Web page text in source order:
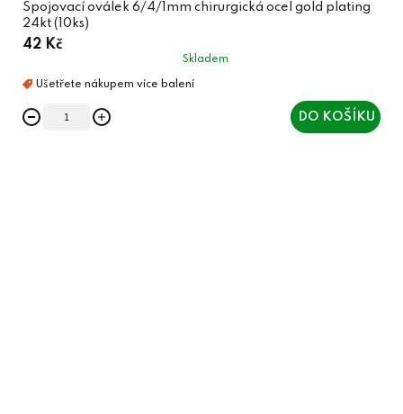
Spojovací oválek 6/4/1mm chirurgická ocel gold plating
24kt (10ks)
42 Kč
Skladem
DO KOŠÍKU